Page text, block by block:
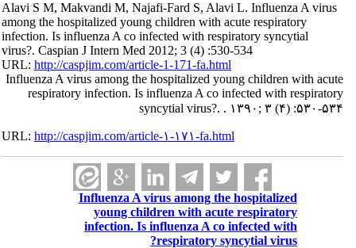
Alavi S M, Makvandi M, Najafi-Fard S, Alavi L. Influenza A virus
among the hospitalized young children with acute respiratory
infection. Is influenza A co infected with respiratory syncytial
virus?. Caspian J Intern Med 2012; 3 (4) :530-534
URL:http://caspjim.com/article-1-171-fa.html
Influenza A virus among the hospitalized young children with acute
respiratory infection. Is influenza A co infected with respiratory
syncytial virus?. . ۱۳۹۰; ۳ (۴) :۵۳۰-۵۳۴
URL:http://caspjim.com/article-۱-۱۷۱-fa.html
Influenza A virus among the hospitalized
young children with acute respiratory
infection. Is influenza A co infected with
respiratory syncytial virus?